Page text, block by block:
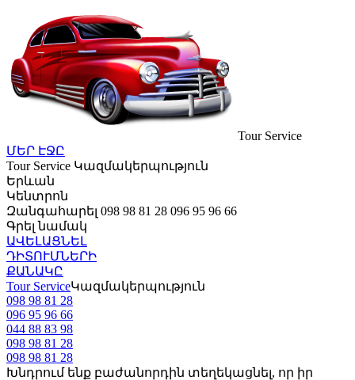
Tour Service
ՄԵՐ ԷՋԸ
Tour Service Կազմակերպություն
Երևան
Կենտրոն
Զանգահարել 098 98 81 28 096 95 96 66
Գրել նամակ
ԱՎԵԼԱՑՆԵԼ
ԴԻՏՈՒՄՆԵՐԻ
ՔԱՆԱԿԸ
Tour ServiceԿազմակերպություն
098 98 81 28
096 95 96 66
044 88 83 98
098 98 81 28
098 98 81 28
Խնդրում ենք բաժանորդին տեղեկացնել, որ իր